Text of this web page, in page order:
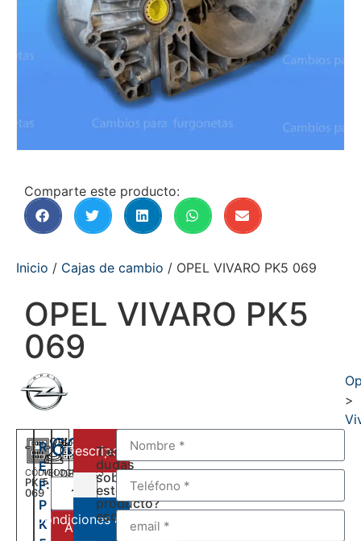
Comparte este producto:
Inicio / Cajas de cambio / OPEL VIVARO PK5 069
OPEL VIVARO PK5
069
>
CÓDIGO
PK5
069
VELOCIDADES
5
DEL:
AL:
R
E
F:
P
K
600,00€
Añadir al carrito
Descripción
Condiciones de venta
Tienes
dudas
sobre
este
producto?
escríbenos: